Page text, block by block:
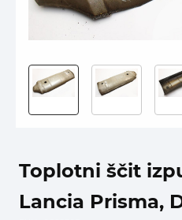
Toplotni ščit
Lancia Prisma,